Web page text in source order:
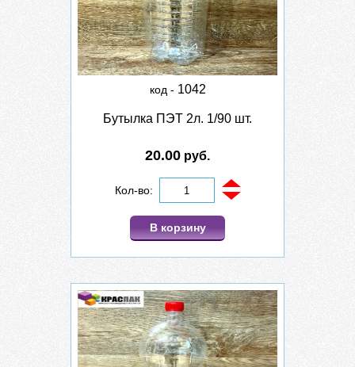
код - 1042
Бутылка ПЭТ 2л. 1/90 шт.
20.00 руб.
Кол-во:
В корзину